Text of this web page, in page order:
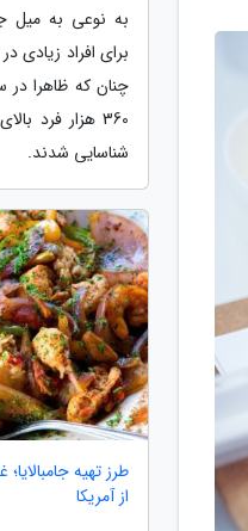
به نوعی به میل
برای افراد زیادی
360 هزار فرد
شناسایی شدند.
طرز تهیه
از آمریکا